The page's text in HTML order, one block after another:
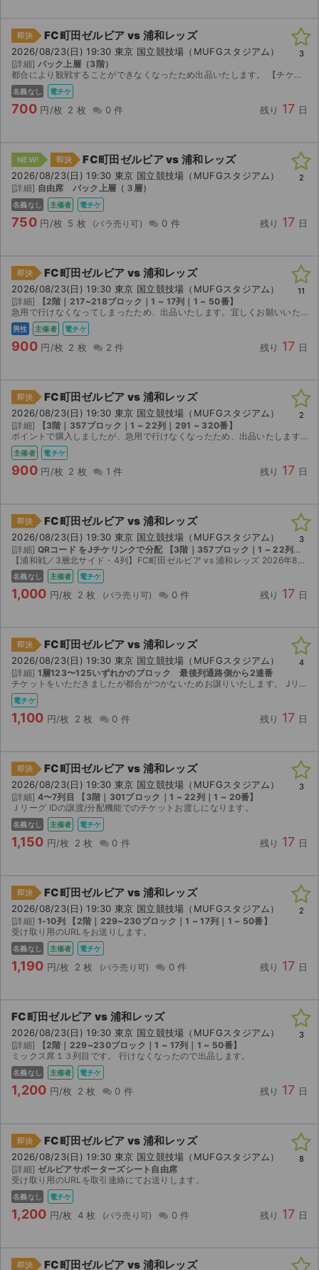
即決 FC町田ゼルビア vs 浦和レッズ
2026/08/23(日) 19:30 東京 国立競技場（MUFGスタジアム）
[詳細] バック上層（3階）
都合により観戦することができなくなったため出品いたします。 【チケット受け渡し】 電子チケット（QRコード）を分配いたします。 分配可能になり次第、取引連絡にて受け取り用URLをお送り...
名義なし 電チケ
700 円/枚 2 枚 0 件 残り 17 日
3
NEW! 即決 FC町田ゼルビア vs 浦和レッズ
2026/08/23(日) 19:30 東京 国立競技場（MUFGスタジアム）
[詳細] 自由席 バック上層（３層）
名義なし 主催者 電チケ
750 円/枚 5 枚 0 件 残り 17 日
2
即決 FC町田ゼルビア vs 浦和レッズ
2026/08/23(日) 19:30 東京 国立競技場（MUFGスタジアム）
[詳細]
【2階｜217~218ブロック｜1 ~ 17列｜1 ~ 50番】
急用で行けなくなってしまったため、出品いたします。宜しくお願いいたします。
男性 主催者 電チケ
900 円/枚 2 枚 2 件 残り 17 日
11
即決 FC町田ゼルビア vs 浦和レッズ
2026/08/23(日) 19:30 東京 国立競技場（MUFGスタジアム）
[詳細]
【3階｜357ブロック｜1 ~ 22列｜291 ~ 320番】
ポイントで購入しましたが、急用で行けなくなったため、出品いたします。
主催者 電チケ
900 円/枚 2 枚 1 件 残り 17 日
2
即決 FC町田ゼルビア vs 浦和レッズ
2026/08/23(日) 19:30 東京 国立競技場（MUFGスタジアム）
[詳細] QRコード をJチケリンクで分配 【3階｜357ブロック｜1 ~ 22列｜291 ~ 320番】
【浦和戦／3層北サイド・4列】FC町田ゼルビア vs 浦和レッズ 2026年8月23日（日）19:30キックオフ MUFGスタジアム 3層北サイド 357ブロック／4列 A2・A6ゲ...
名義なし 主催者 電チケ
1,000 円/枚 2 枚 0 件 残り 17 日
3
即決 FC町田ゼルビア vs 浦和レッズ
2026/08/23(日) 19:30 東京 国立競技場（MUFGスタジアム）
[詳細] 1層123〜125いずれかのブロック 最後列通路側から2連番
チケットをいただきましたが都合がつかないためお譲りいたします。 Jリーグチケットの譲渡機能よりチケットのURLをお伝えいたします。よろしくお願いいたします。
電チケ
1,100 円/枚 2 枚 0 件 残り 17 日
4
即決 FC町田ゼルビア vs 浦和レッズ
2026/08/23(日) 19:30 東京 国立競技場（MUFGスタジアム）
[詳細] 4〜7列目 【3階｜301ブロック｜1 ~ 22列｜1 ~ 20番】
Ｊリーグ IDの譲渡/分配機能でのチケットお渡しになります。
名義なし 主催者 電チケ
1,150 円/枚 2 枚 0 件 残り 17 日
3
即決 FC町田ゼルビア vs 浦和レッズ
2026/08/23(日) 19:30 東京 国立競技場（MUFGスタジアム）
[詳細] 1-10列 【2階｜229~230ブロック｜1 ~ 17列｜1 ~ 50番】
受け取り用のURLをお送りします。
名義なし 主催者 電チケ
1,190 円/枚 2 枚 0 件 残り 17 日
2
FC町田ゼルビア vs 浦和レッズ
2026/08/23(日) 19:30 東京 国立競技場（MUFGスタジアム）
[詳細]
【2階｜229~230ブロック｜1 ~ 17列｜1 ~ 50番】
ミックス席１３列目です。 行けなくなったので出品します。
名義なし 主催者 電チケ
1,200 円/枚 2 枚 0 件 残り 17 日
3
即決 FC町田ゼルビア vs 浦和レッズ
2026/08/23(日) 19:30 東京 国立競技場（MUFGスタジアム）
[詳細] ゼルビアサポーターズシート自由席
受け取り用のURLを取引連絡にてお送りします。
名義なし 電チケ
1,200 円/枚 4 枚 0 件 残り 17 日
8
即決 FC町田ゼルビア vs 浦和レッズ